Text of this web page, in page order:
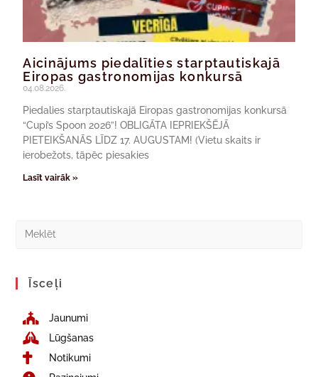
Aicinājums piedalīties starptautiskajā
Eiropas gastronomijas konkursā
04.08.2026.
Piedalies starptautiskajā Eiropas gastronomijas konkursā
“Cupi’s Spoon 2026”! OBLIGĀTA IEPRIEKŠĒJĀ
PIETEIKŠANĀS LĪDZ 17. AUGUSTAM! (Vietu skaits ir
ierobežots, tāpēc piesakies
Lasīt vairāk »
Īsceļi
Jaunumi
Lūgšanas
Notikumi